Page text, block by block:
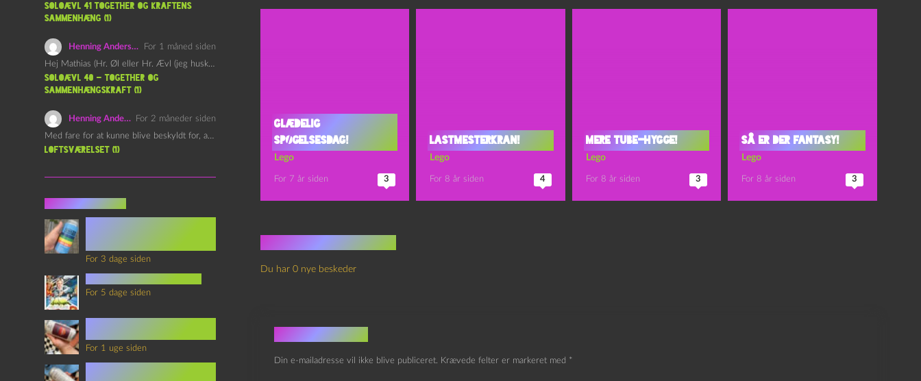
Glædelig
spøgelsesdag!
Lego
For 7 år siden 3
Lastmesterkran!
Lego
For 8 år siden 4
Mere tube-hygge!
Lego
For 8 år siden 3
Så er der fantasy!
Lego
For 8 år siden 3
Du har 0 nye beskeder
Skriv et svar
Din e-mailadresse vil ikke blive publiceret. Krævede felter er markeret med *
Soloævl 41 Together og Kraftens
Sammenhæng (1)
Henning Andersen
For 1 måned siden
Hej Mathias (Hr. Øl eller Hr. Ævl (jeg husker ikke…
Soloævl 40 – Together og
sammenhængskraft (1)
Henning Andersen
For 2 måneder siden
Med fare for at kunne blive beskyldt for, at være…
Loftsværelset (1)
For 3 dage siden
For 5 dage siden
For 1 uge siden